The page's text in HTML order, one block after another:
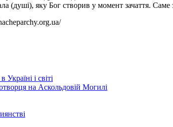
(душі), яку Бог створив у момент зачаття.
і світі
на Аскольдовій Могилі